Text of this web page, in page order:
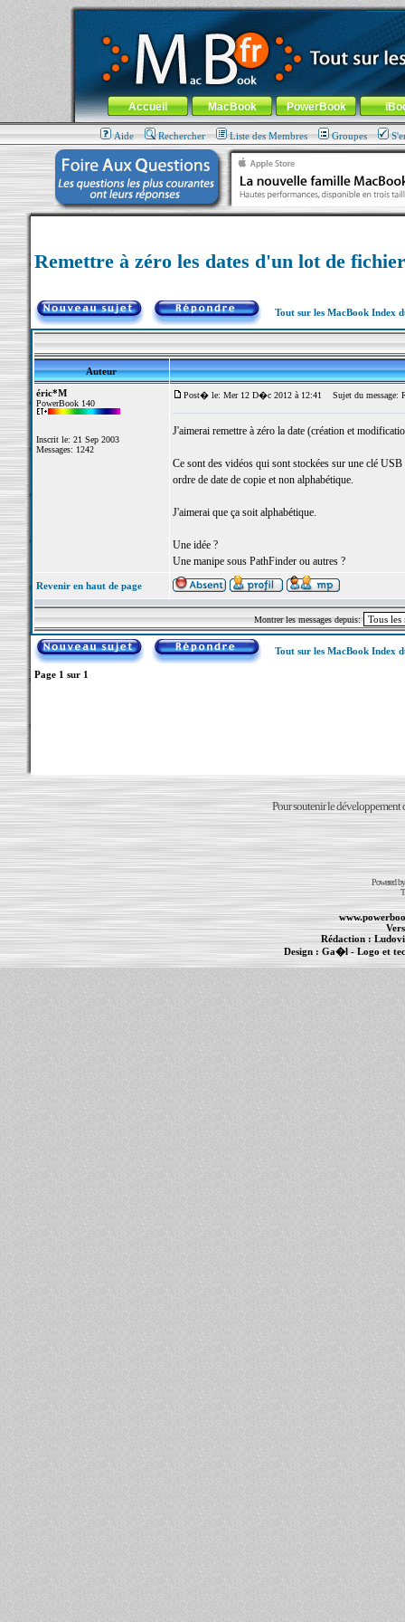
MacBook-fr.com : 100% Apple... 100% nomade !
Aller au contenu-Aller au menu général-Aller au menu de
Menu général
Accueil MacBook PowerBook
Aide Rechercher Liste des Membres Groupes
Remettre à zéro les dates d'un lot de
Tout sur les MacBook Index
Auteur
éric*M
PowerBook 140
Inscrit le: 21 Sep 2003
Messages: 1242
Post� le: Mer 12 D�c 2012 à 12:41 Sujet du message:
J'aimerai remettre à zéro la date (création et
Ce sont des vidéos qui sont stockées sur une clé
ordre de date de copie et non alphabétique.
J'aimerai que ça soit alphabétique.
Une idée ?
Une manipe sous PathFinder ou autres ?
Revenir en haut de page
Montrer les messages depuis:
Tout sur les MacBook Index
Page 1 sur 1
Pour soutenir le développement
Powered
Rédaction :
Design : Ga�l- Logo et
MacBook Pro -